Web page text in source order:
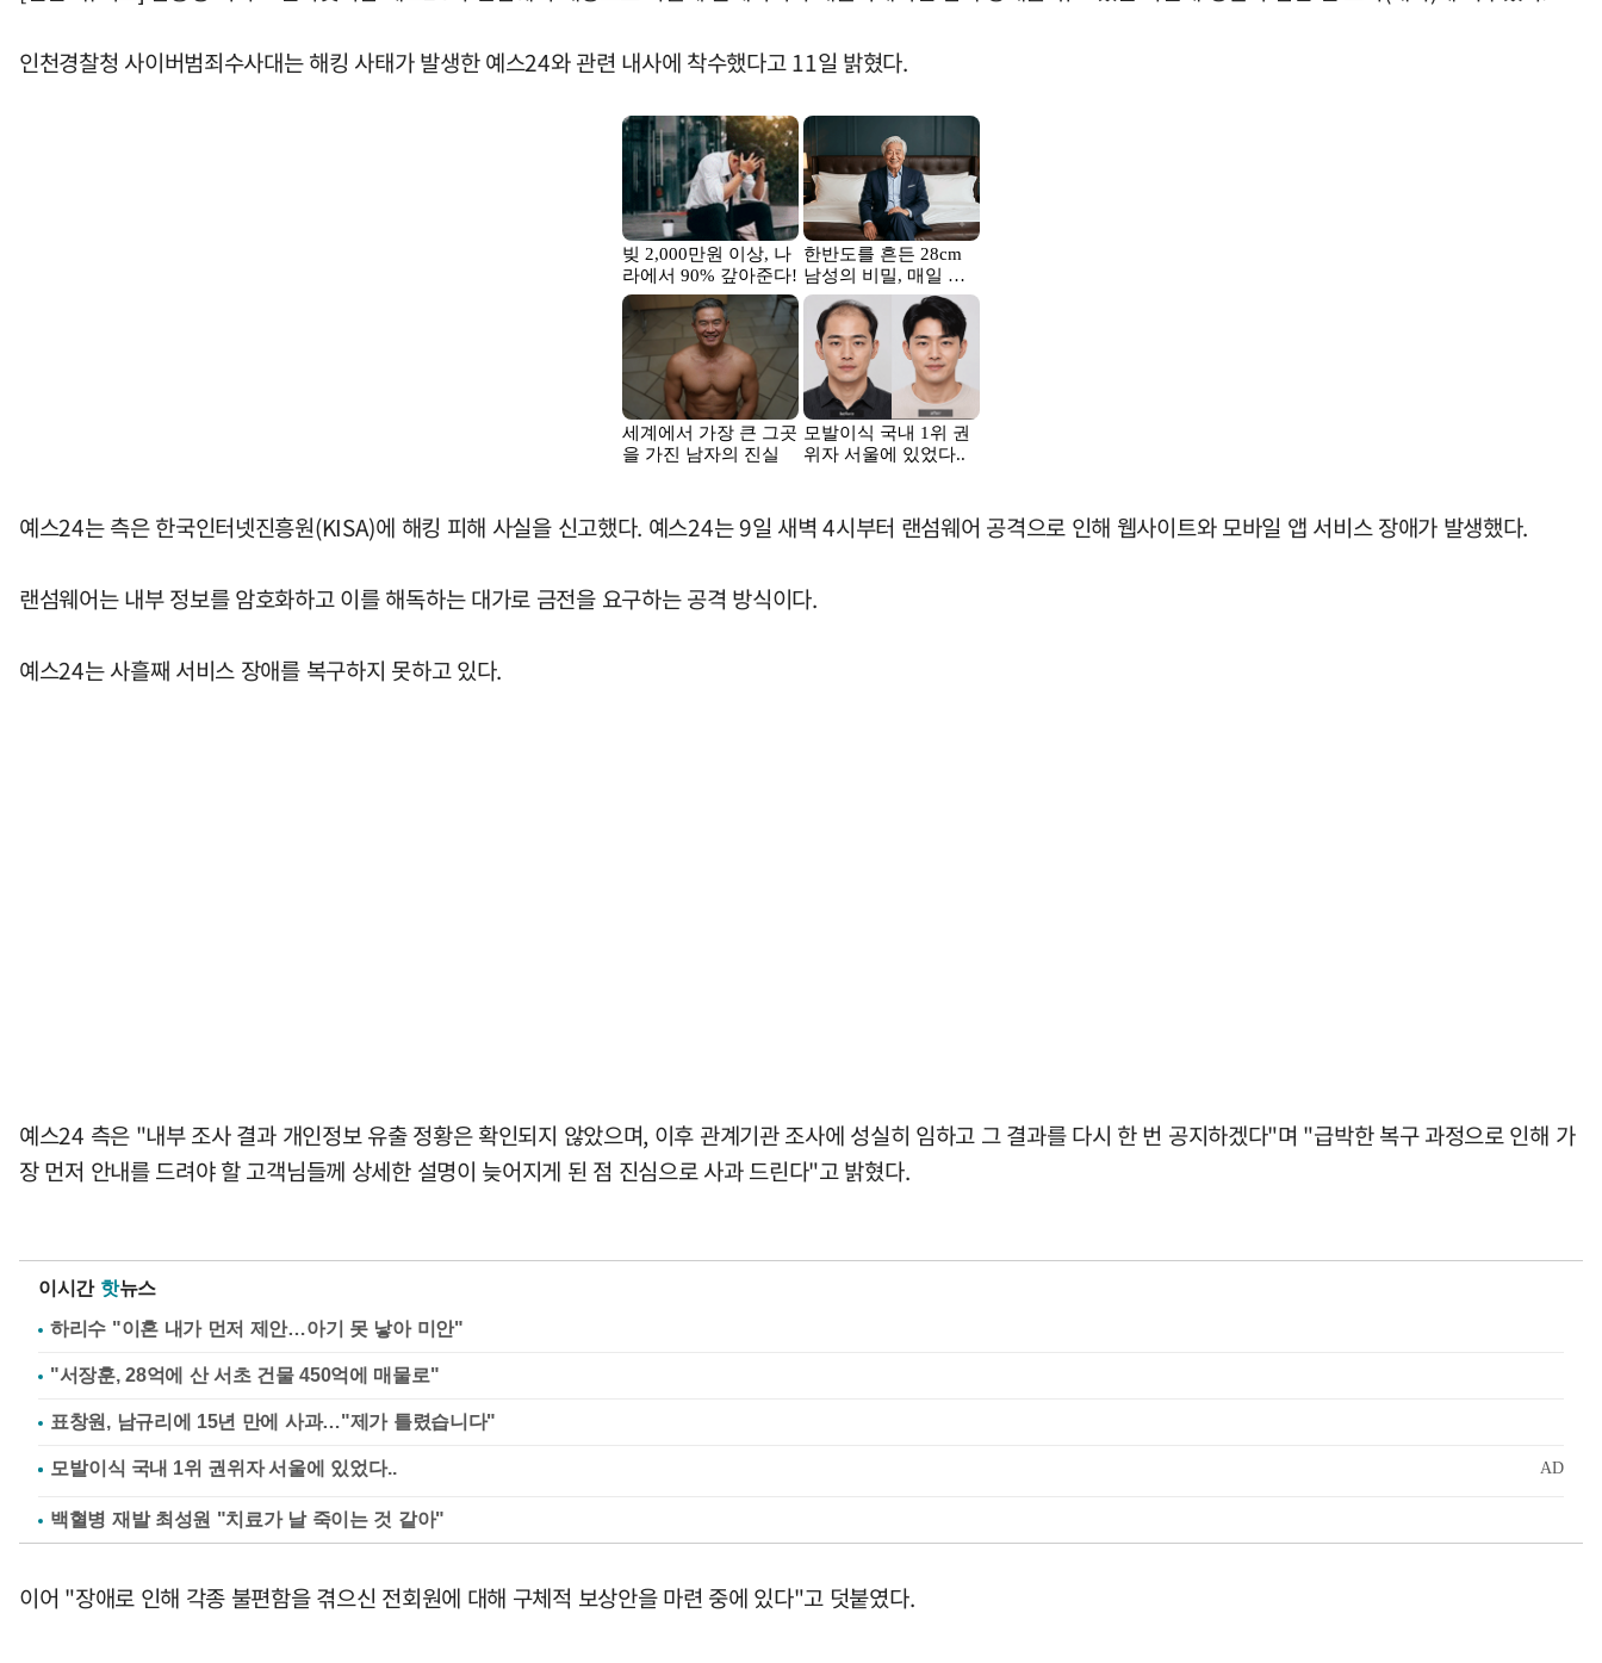
인천경찰청 사이버범죄수사대는 해킹 사태가 발생한 예스24와 관련 내사에 착수했다고 11일 밝혔다.
예스24는 측은 한국인터넷진흥원(KISA)에 해킹 피해 사실을 신고했다. 예스24는 9일 새벽 4시부터 랜섬웨어 공격으로 인해 웹사이트와 모바일 앱 서비스 장애가 발생했다.
랜섬웨어는 내부 정보를 암호화하고 이를 해독하는 대가로 금전을 요구하는 공격 방식이다.
예스24는 사흘째 서비스 장애를 복구하지 못하고 있다.
예스24 측은 "내부 조사 결과 개인정보 유출 정황은 확인되지 않았으며, 이후 관계기관 조사에 성실히 임하고 그 결과를 다시 한 번 공지하겠다"며 "급박한 복구 과정으로 인해 가
장 먼저 안내를 드려야 할 고객님들께 상세한 설명이 늦어지게 된 점 진심으로 사과 드린다"고 밝혔다.
이시간 핫뉴스
하리수 "이혼 내가 먼저 제안…아기 못 낳아 미안"
"서장훈, 28억에 산 서초 건물 450억에 매물로"
표창원, 남규리에 15년 만에 사과…"제가 틀렸습니다"
백혈병 재발 최성원 "치료가 날 죽이는 것 같아"
이어 "장애로 인해 각종 불편함을 겪으신 전회원에 대해 구체적 보상안을 마련 중에 있다"고 덧붙였다.